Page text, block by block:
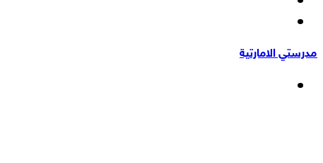
عمود
جانبي
مدرستي الامارتية